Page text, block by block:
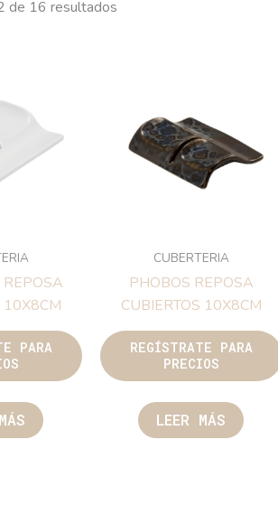
de 16 resultados
10X8CM
PARA
CUBERTERIA
PHOBOS REPOSA
CUBIERTOS 10X8CM
REGÍSTRATE PARA
PRECIOS
LEER MÁS